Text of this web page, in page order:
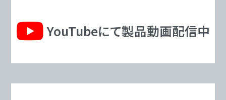
YouTubeにて製品動画配信中